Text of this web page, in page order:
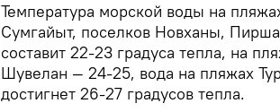
Температура морской воды на
Сумгайыт, поселков Новханы,
составит 22-23 градуса тепла, на
Шувелан — 24-25, вода на пляжах
достигнет 26-27 градусов тепла.